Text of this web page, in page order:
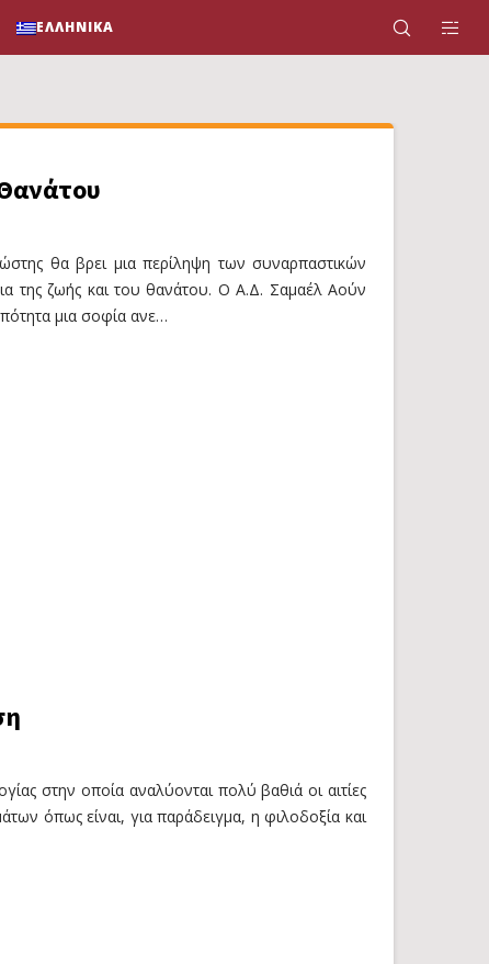
ΕΛΛΗΝΙΚΆ
θα βρει μια περίληψη των συναρπαστικών
της ζωής και του θανάτου. Ο Α.Δ. Σαμαέλ Αούν
μια σοφία ανε…
στην οποία αναλύονται πολύ βαθιά οι αιτίες
όπως είναι, για παράδειγμα, η φιλοδοξία και